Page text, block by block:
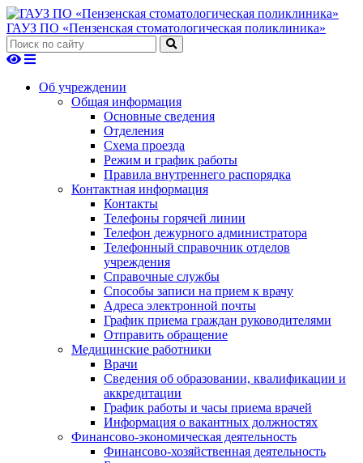
ГАУЗ ПО «Пензенская стоматологическая поликлиника»
Об учреждении
Общая информация
Основные сведения
Отделения
Схема проезда
Режим и график работы
Правила внутреннего распорядка
Контактная информация
Контакты
Телефоны горячей линии
Телефон дежурного администратора
Телефонный справочник отделов
учреждения
Справочные службы
Способы записи на прием к врачу
Адреса электронной почты
График приема граждан руководителями
Отправить обращение
Медицинские работники
Врачи
Сведения об образовании, квалификации и
аккредитации
График работы и часы приема врачей
Информация о вакантных должностях
Финансово-экономическая деятельность
Финансово-хозяйственная деятельность